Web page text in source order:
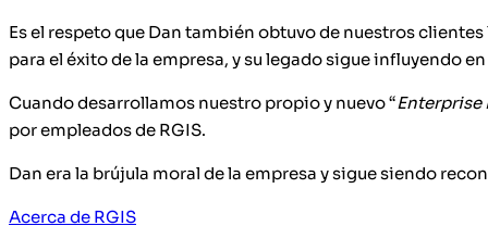
Es el respeto que Dan también obtuvo de nuestros
para el éxito de la empresa, y su legado sigue influyendo
Cuando desarrollamos nuestro propio y nuevo “Enterprise
por empleados de RGIS.
Dan era la brújula moral de la empresa y sigue siendo
Acerca de RGIS